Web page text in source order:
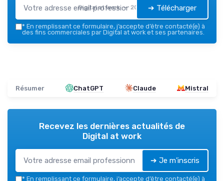
Digital at work — 2026 ➔ Télécharger
* En remplissant ce formulaire, j’accepte d’être contacté(e) à
des fins commerciales par Digital at work et ses partenaires.
Résumer ChatGPT Claude Mistral
Recevez les dernières actualités de
Digital at work
➔ Je m'inscris
* En remplissant ce formulaire, j’accepte d’être contacté(e) à